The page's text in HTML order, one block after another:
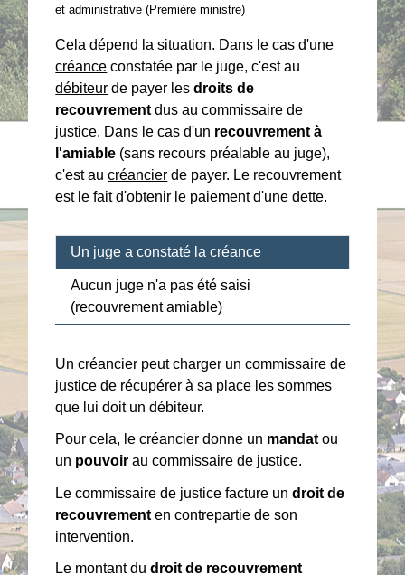
et administrative (Première ministre)
Cela dépend la situation. Dans le cas d'une
créance constatée par le juge, c'est au
débiteur de payer lesdroits de
recouvrement dus au commissaire de
justice. Dans le cas d'un recouvrement à
l'amiable (sans recours préalable au juge),
c'est aucréancier de payer. Le recouvrement
est le fait d'obtenir le paiement d'une dette.
Un juge a constaté la créance
Aucun juge n'a pas été saisi
(recouvrement amiable)
Un créancier peut charger un commissaire de
justice de récupérer à sa place les sommes
que lui doit un débiteur.
Pour cela, le créancier donne un mandat ou
un pouvoir au commissaire de justice.
Le commissaire de justice facture undroit de
recouvrement en contrepartie de son
intervention.
Le montant dudroit de recouvrement